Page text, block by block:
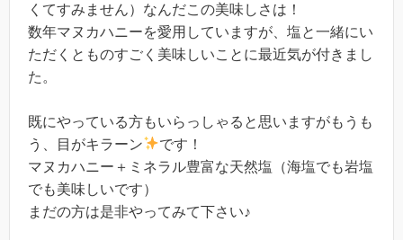
くてすみません）なんだこの美味しさは！
数年マヌカハニーを愛用していますが、塩と一緒にい
ただくとものすごく美味しいことに最近気が付きまし
た。
既にやっている方もいらっしゃると思いますがもうも
う、目がキラーン
です！
マヌカハニー＋ミネラル豊富な天然塩（海塩でも岩塩
でも美味しいです）
まだの方は是非やってみて下さい♪